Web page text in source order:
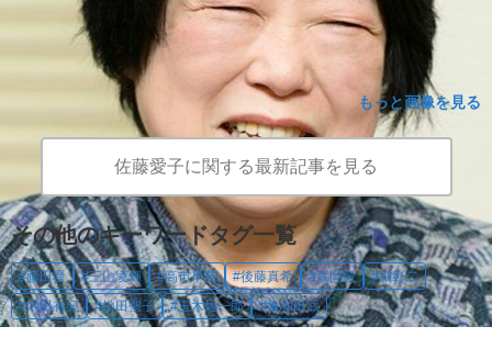
もっと画像を見る
佐藤愛子に関する最新記事を見る
その他のキーワードタグ一覧
#藤田晋 #三山凌輝 #高市早苗 #後藤真希 #森岡毅
#城彰二
#内田有紀
#松田聖子 #玉木雄一郎 #亀和田武